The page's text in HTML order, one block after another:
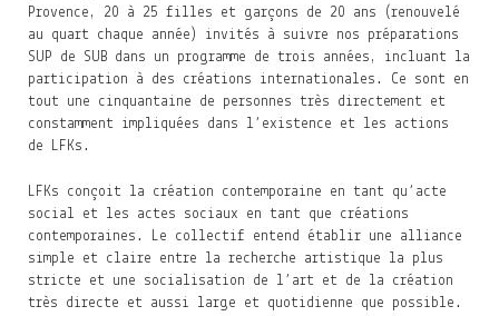
Provence, 20 à 25 filles et garçons de 20 ans (renouvelé
au quart chaque année) invités à suivre nos préparations
SUP de SUB dans un programme de trois années, incluant la
participation à des créations internationales. Ce sont en
tout une cinquantaine de personnes très directement et
constamment impliquées dans l’existence et les actions
de LFKs.
LFKs conçoit la création contemporaine en tant qu’acte
social et les actes sociaux en tant que créations
contemporaines. Le collectif entend établir une alliance
simple et claire entre la recherche artistique la plus
stricte et une socialisation de l’art et de la création
très directe et aussi large et quotidienne que possible.